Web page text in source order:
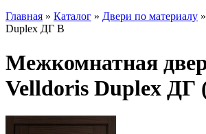
Главная » Каталог » Двери по материалу »
Duplex ДГ В
Межкомнатная
Velldoris Duplex ДГ